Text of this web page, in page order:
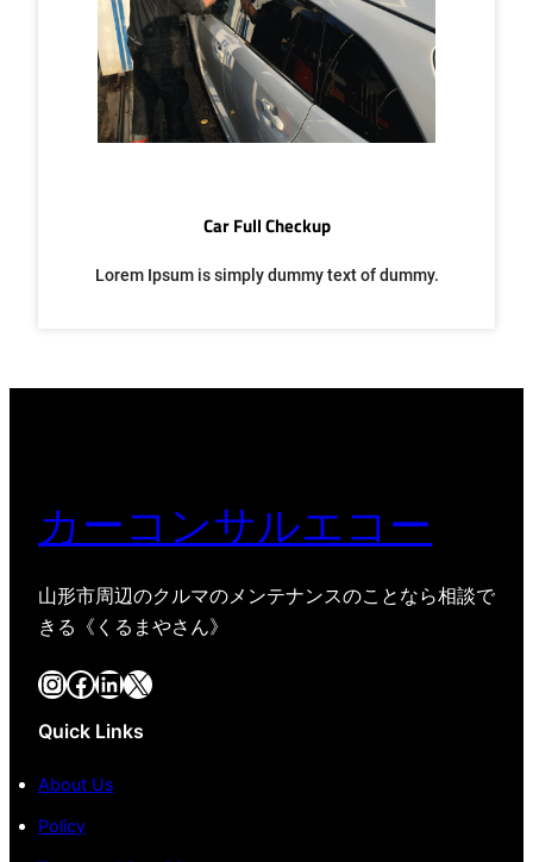
Car Full Checkup
Lorem Ipsum is simply dummy text of dummy.
カーコンサルエコー
山形市周辺のクルマのメンテナンスのことなら相談で
きる《くるまやさん》
InstagramFacebook LinkedIn X
Quick Links
About Us
Policy